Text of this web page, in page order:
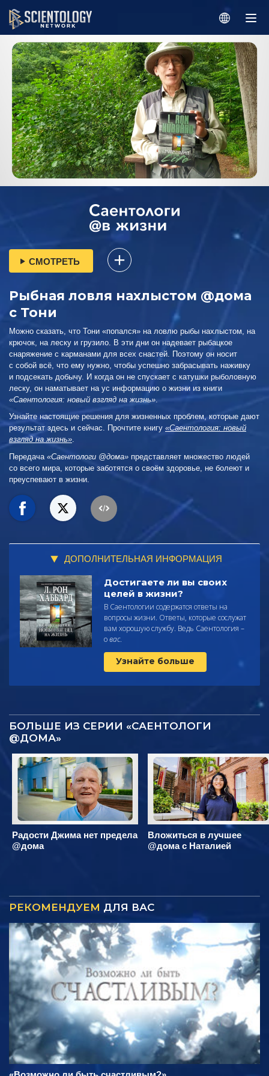
СМОТРЕТЬ
Рыбная ловля нахлыстом @дома
с Тони
Можно сказать, что Тони «попался» на ловлю рыбы нахлыстом, на
крючок, на леску и грузило. В эти дни он надевает рыбацкое
снаряжение с карманами для всех снастей. Поэтому он носит
с собой всё, что ему нужно, чтобы успешно забрасывать наживку
и подсекать добычу. И когда он не спускает с катушки рыболовную
леску, он наматывает на ус информацию о жизни из книги
«Саентология: новый взгляд на жизнь»
Узнайте настоящие решения для жизненных проблем, которые дают
результат здесь и сейчас. Прочтите книгу «Саентология: новый
взгляд на жизнь».
Передача «Саентологи @дома» представляет множество людей
со всего мира, которые заботятся о своём здоровье, не болеют и
преуспевают в жизни.
ДОПОЛНИТЕЛЬНАЯ ИНФОРМАЦИЯ
Достигаете ли вы своих
целей в жизни?
В Саентологии содержатся ответы на
вопросы жизни. Ответы, которые сослужат
вам хорошую службу. Ведь Саентология –
овас.
Узнайте больше
БОЛЬШЕ ИЗ СЕРИИ «САЕНТОЛОГИ
@ДОМА»
Радости Джима нет предела
@дома
Вложиться в лучшее
@дома с Наталией
РЕКОМЕНДУЕМ ДЛЯ ВАС